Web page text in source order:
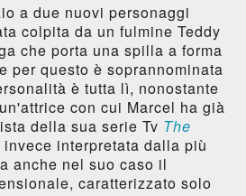
a due nuovi personaggi
colpita da un fulmine Teddy
che porta una spilla a forma
per questo è soprannominata
è tutta lì, nonostante
con cui Marcel ha già
della sua serie Tv The
invece interpretata dalla più
anche nel suo caso il
caratterizzato solo